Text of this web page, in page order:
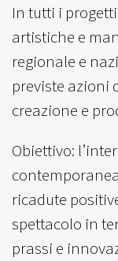
In tutti i
artistiche e
regionale e
previste azioni
creazione e
Obiettivo:
ricadute
spettacolo in
prassi e